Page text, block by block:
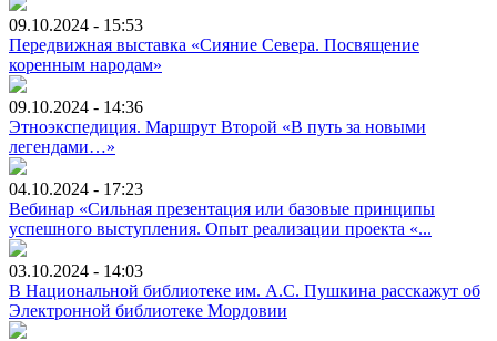
09.10.2024 - 15:53
Передвижная выставка «Сияние Севера. Посвящение
коренным народам»
09.10.2024 - 14:36
Этноэкспедиция. Маршрут Второй «В путь за новыми
легендами…»
04.10.2024 - 17:23
Вебинар «Сильная презентация или базовые принципы
успешного выступления. Опыт реализации проекта «...
03.10.2024 - 14:03
В Национальной библиотеке им. А.С. Пушкина расскажут об
Электронной библиотеке Мордовии